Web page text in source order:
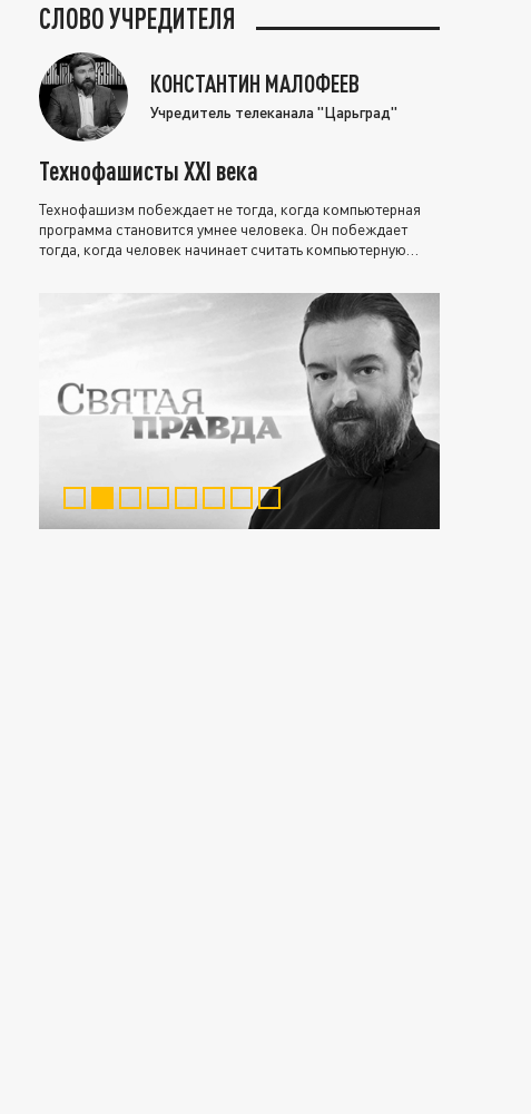
СЛОВО УЧРЕДИТЕЛЯ
КОНСТАНТИН МАЛОФЕЕВ
Учредитель телеканала "Царьград"
Технофашисты XXI века
Технофашизм побеждает не тогда, когда компьютерная
программа становится умнее человека. Он побеждает
тогда, когда человек начинает считать компьютерную